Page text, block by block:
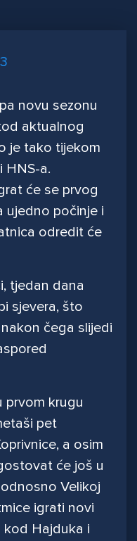
novu sezonu
aktualnog
je tako tijekom
HNS-a.
će se prvog
ujedno počinje i
odredit će
tjedan dana
sjevera, što
čega slijedi
prvom krugu
pet
a osim
će još u
Velikoj
igrati novi
kod Hajduka i